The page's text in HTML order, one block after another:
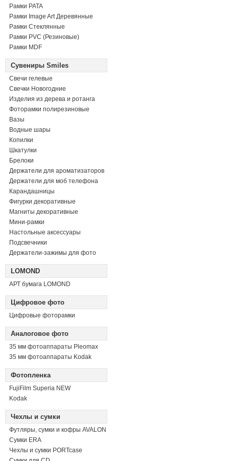
Рамки PATA
Рамки Image Art Деревянные
Рамки Стеклянные
Рамки PVC (Резиновые)
Рамки MDF
Сувениры Smiles
Свечи гелевые
Свечки Новогодние
Изделия из дерева и ротанга
Фоторамки полирезиновые
Вазы
Водные шары
Копилки
Шкатулки
Брелоки
Держатели для ароматизаторов
Держатели для моб телефона
Карандашницы
Фигурки декоративные
Магниты декоративные
Мини-рамки
Настольные аксессуары
Подсвечники
Держатели-зажимы для фото
LOMOND
АРТ бумага LOMOND
Цифровое фото
Цифровые фоторамки
Аналоговое фото
35 мм фотоаппараты Pleomax
35 мм фотоаппараты Kodak
Фотопленка
FujiFilm Superia NEW
Kodak
Чехлы и сумки
Футляры, сумки и кофры AVALON
Сумки ERA
Чехлы и сумки PORTcase